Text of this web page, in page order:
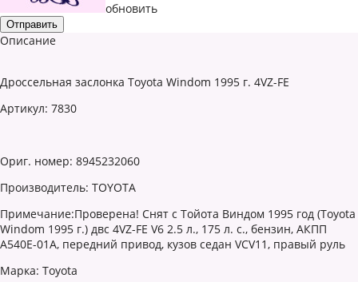
обновить
Описание
Дроссельная заслонка Toyota Windom 1995 г. 4VZ-FE
Артикул: 7830
Ориг. номер: 8945232060
Производитель: TOYOTA
Примечание:Проверена! Снят с Тойота Виндом 1995 год (Toyota
Windom 1995 г.) двс 4VZ-FE V6 2.5 л., 175 л. с., бензин, АКПП
A540E-01A, передний привод, кузов седан VCV11, правый руль
Марка: Toyota